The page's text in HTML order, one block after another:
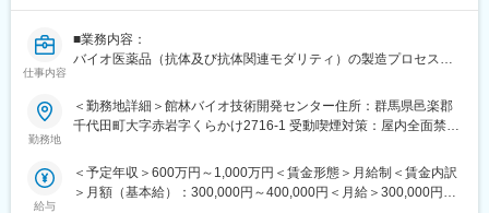
広いトピックスで研修を受けられます。
変更の範囲：本文参照
行してプリセールス的な動きをしている社員もいます。営業同行
し、具体的な提案をしてもらうことで、お客様からの信頼も大幅
にUP。受注率に大きく貢献しています。こうした働き方をしてい
での貢献還元をはじめ、会社として支援しています。
（2）スペシャリストもマネジメントも、多様なキャリアを支援で
技術のスペシャリスト、大手メーカーへの移籍という選択肢も。
また、内勤のマネージャーや技術研修の講師など、組織内で役職
仕事内容
■業務内容：
バイオ医薬品（抗体及び抗体関連モダリティ）の製造プロセス開
国内外製造場所への技術移転・委託先管理、治験申請のドキュメ
ント作成
・自社開発によるバイオ医薬品（抗体及び抗体関連モダリティ）
のパイプラインの増大に伴う治験用・商用の製造プロセス開発、
勤務地
＜勤務地詳細＞館林バイオ技術開発センター住所：群馬県邑楽郡
千代田町大字赤岩字くらかけ2716-1 受動喫煙対策：屋内全面禁煙
給与
＜予定年収＞600万円～1,000万円＜賃金形態＞月給制＜賃金内訳
＞月額（基本給）：300,000円～400,000円＜月給＞300,000円～